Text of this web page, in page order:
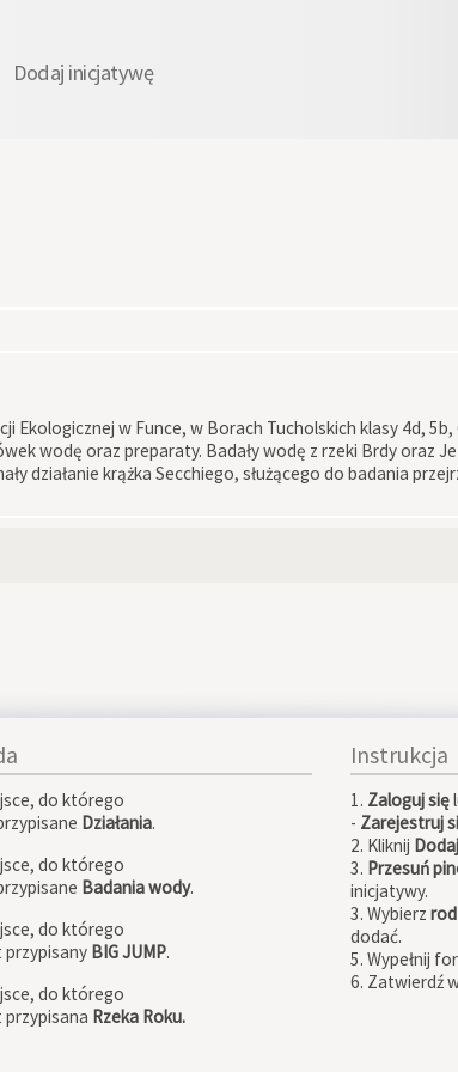
Dodaj inicjatywę
Ekologicznej w Funce, w Borach Tucholskich klasy 4d,
wodę oraz preparaty. Badały wodę z rzeki Brdy oraz
działanie krążka Secchiego, służącego do badania
Instrukcja
1. Zaloguj się
- Zarejestruj
2. Kliknij
3. Przesuń
inicjatywy.
3. Wybierz
dodać.
5. Wypełnij
6. Zatwierdź
do którego
Działania.
do którego
Badania wody.
do którego
przypisany BIG JUMP.
do którego
przypisana Rzeka Roku.